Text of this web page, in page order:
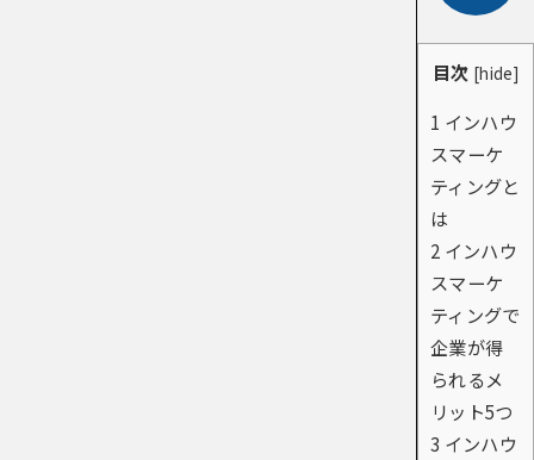
目次 [hide]
1 インハウ
スマーケ
ティングと
は
2 インハウ
スマーケ
ティングで
企業が得
られるメ
リット5つ
3 インハウ